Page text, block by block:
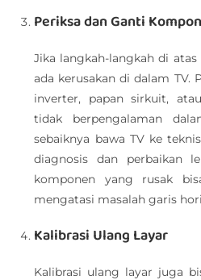
Periksa dan Ganti
Jika langkah-langkah di
ada kerusakan di dalam TV.
inverter, papan sirkuit,
tidak berpengalaman
sebaiknya bawa TV ke
diagnosis dan perbaikan
komponen yang rusak
mengatasi masalah garis
Kalibrasi Ulang Layar
Kalibrasi ulang layar juga